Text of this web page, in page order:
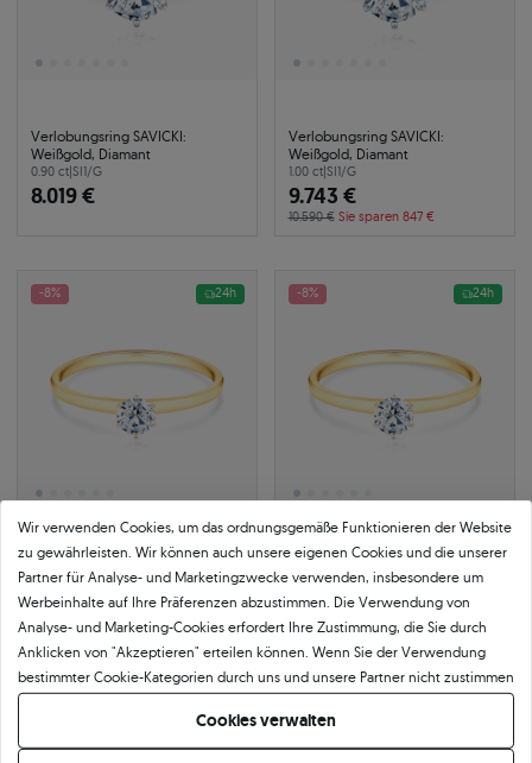
Verlobungsring SAVICKI:
Weißgold, Diamant
0.90 ct|SI1/G
8.019 €
Verlobungsring SAVICKI:
Weißgold, Diamant
1.00 ct|SI1/G
9.743 €
10.590 € Sie sparen 847 €
-8% 24h
Verlobungsring SAVICKI:
Gelbgold, Diamant
0.10 ct|SI1/G
1.179 €
1.282 € Sie sparen 103 €
-8% 24h
Verlobungsring SAVICKI:
Gelbgold, Diamant
0.15 ct| SI1/G
1.373 €
1.492 € Sie sparen 119 €
-8%
Wir verwenden Cookies, um das ordnungsgemäße Funktionieren der Website
zu gewährleisten. Wir können auch unsere eigenen Cookies und die unserer
Partner für Analyse- und Marketingzwecke verwenden, insbesondere um
Werbeinhalte auf Ihre Präferenzen abzustimmen. Die Verwendung von
Analyse- und Marketing-Cookies erfordert Ihre Zustimmung, die Sie durch
Anklicken von "Akzeptieren" erteilen können. Wenn Sie der Verwendung
bestimmter Cookie-Kategorien durch uns und unsere Partner nicht zustimmen
möchten, klicken Sie auf "Lassen Sie mich wählen" und bestimmen Sie Ihre
Präferenzen. Sie können Ihre Zustimmung jederzeit widerrufen, indem Sie
Ihre Cookie-Einstellungen ändern.
Cookies verwalten